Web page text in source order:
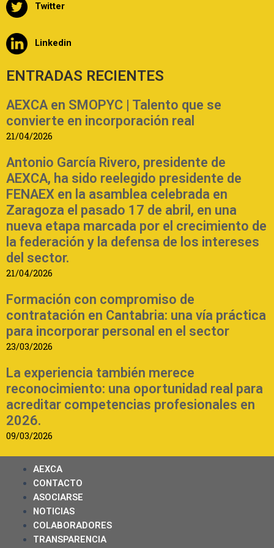
Twitter
Linkedin
ENTRADAS RECIENTES
AEXCA en SMOPYC | Talento que se
convierte en incorporación real
21/04/2026
Antonio García Rivero, presidente de
AEXCA, ha sido reelegido presidente de
FENAEX en la asamblea celebrada en
Zaragoza el pasado 17 de abril, en una
nueva etapa marcada por el crecimiento de
la federación y la defensa de los intereses
del sector.
21/04/2026
Formación con compromiso de
contratación en Cantabria: una vía práctica
para incorporar personal en el sector
23/03/2026
La experiencia también merece
reconocimiento: una oportunidad real para
acreditar competencias profesionales en
2026.
09/03/2026
AEXCA
CONTACTO
ASOCIARSE
NOTICIAS
COLABORADORES
TRANSPARENCIA